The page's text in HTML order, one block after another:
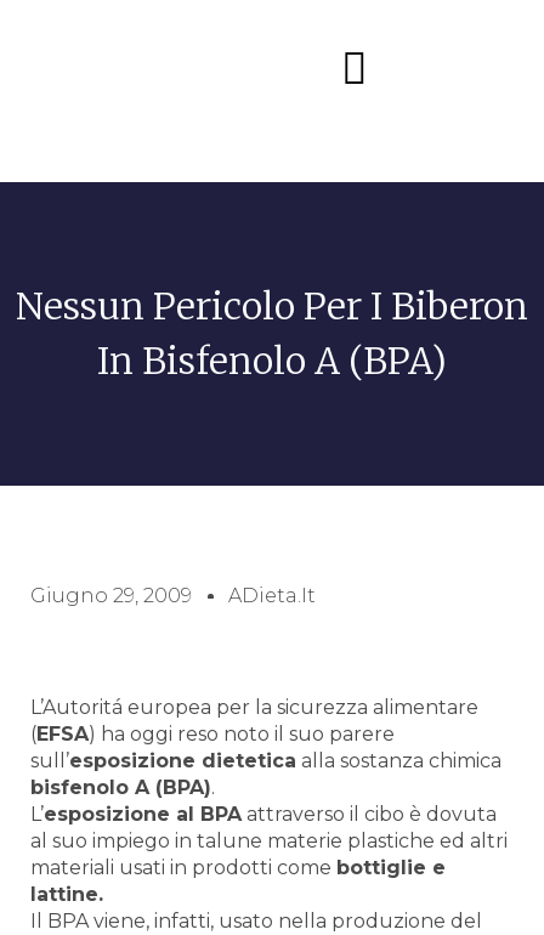
Nessun Pericolo Per I Biberon
In Bisfenolo A (BPA)
Giugno 29, 2009 ADieta.it
L’Autoritá europea per la sicurezza alimentare
(EFSA) ha oggi reso noto il suo parere
sull’esposizione dietetica alla sostanza chimica
bisfenolo A (BPA).
L’esposizione al BPAattraverso il cibo è dovuta
al suo impiego in talune materie plastiche ed altri
materiali usati in prodotti come bottiglie e
lattine.
Il BPA viene, infatti, usato nella produzione del